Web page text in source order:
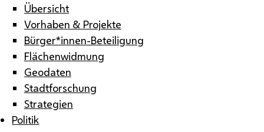
Übersicht
Vorhaben & Projekte
Bürger*innen-Beteiligung
Flächenwidmung
Geodaten
Stadtforschung
Strategien
Politik